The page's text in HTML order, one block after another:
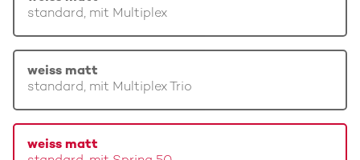
standard, mit Multiplex
weiss matt
standard, mit Multiplex Trio
weiss matt